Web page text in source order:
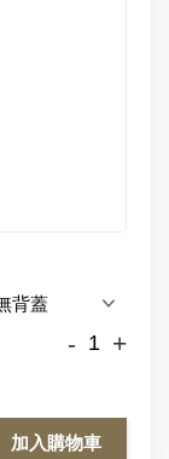
- +
加入購物車